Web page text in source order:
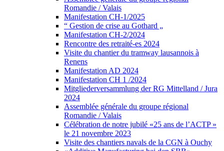
Romandie / Valais
Manifestation CH-1/2025
“ Gestion de crise au Gothard „
Manifestation CH-2/2024
Rencontre des retraité-es 2024
Visite du chantier du tramway lausannois à
Renens
Manifestation AD 2024
Manifestation CH 1 /2024
Mitgliederversammlung der RG Mittelland / Jura
2024
Assemblée générale du groupe régional
Romandie / Valais
Célébration de notre jubilé «25 ans de l’ACTP »
le 21 novembre 2023
Visite des chantiers navals de la CGN à Ouchy